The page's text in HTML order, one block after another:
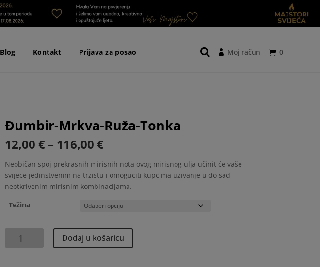
Blog Kontakt Prijava za posao 0
Moj račun
Đumbir-Mrkva-Ruža-Tonka
12,00 € – 116,00 €Raspon
od
12,00 €
do
116,00 €
Neobičan spoj prekrasnih mirisnih nota ovog mirisnog ulja učinit će vaše
svijeće jedinstvenim na tržištu i omogućiti kupcima uživanje u do sad
neotkrivenim mirisnim kombinacijama.
Težina
Đumbir-
Mrkva-
Dodaj u košaricu